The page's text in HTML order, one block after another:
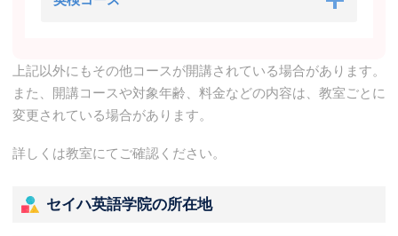
上記以外にもその他コースが開講されている場合があります。
また、開講コースや対象年齢、料金などの内容は、教室ごとに
変更されている場合があります。
詳しくは教室にてご確認ください。
セイハ英語学院の所在地